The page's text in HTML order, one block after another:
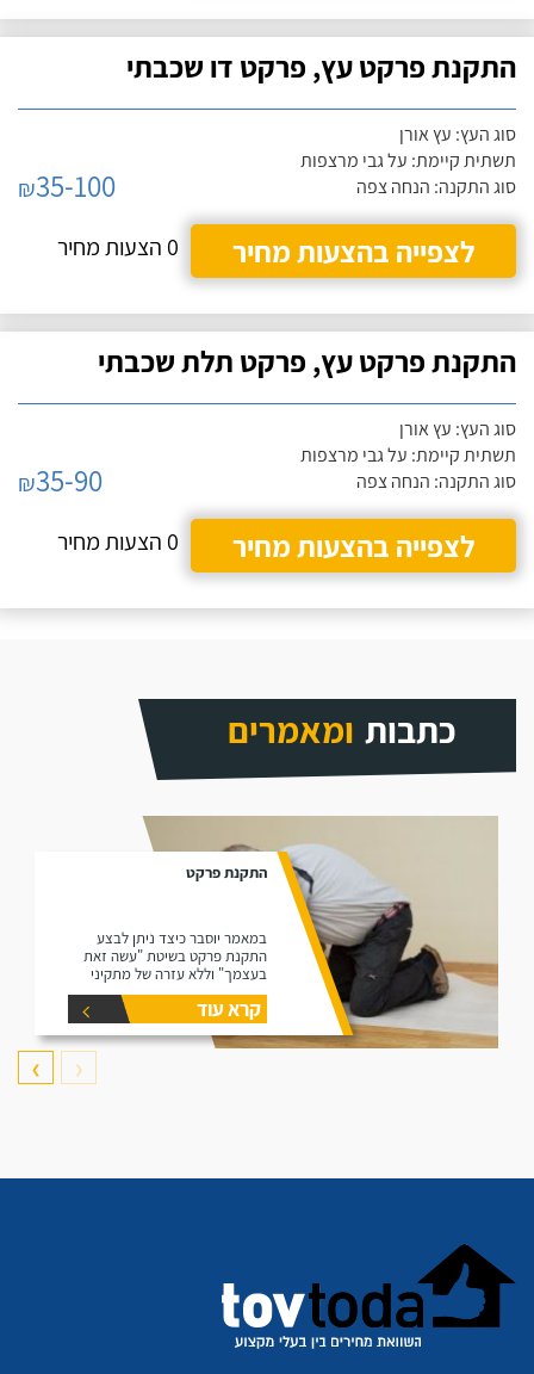
התקנת פרקט עץ, פרקט דו שכבתי
סוג העץ: עץ אורן
תשתית קיימת: על גבי מרצפות
סוג התקנה: הנחה צפה
₪35-100
לצפייה בהצעות מחיר
0 הצעות מחיר
התקנת פרקט עץ, פרקט תלת שכבתי
סוג העץ: עץ אורן
תשתית קיימת: על גבי מרצפות
סוג התקנה: הנחה צפה
₪35-90
לצפייה בהצעות מחיר
0 הצעות מחיר
כתבות ומאמרים
התקנת פרקט
במאמר יוסבר כיצד ניתן לבצע
התקנת פרקט בשיטת "עשה זאת
בעצמך" וללא עזרה של מתקיני
פרקטים.
קרא עוד
❮
❯